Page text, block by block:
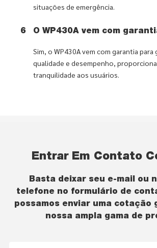
situações de emergência.
6 O WP430A vem com
Sim, o WP430A vem com garantia para
qualidade e desempenho,
tranquilidade aos usuários.
Entrar Em Contato
Basta deixar seu e-mail ou
telefone no formulário de
possamos enviar uma cotação
nossa ampla gama de